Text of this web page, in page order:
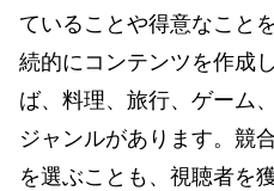
ていることや得意なこと
続的にコンテンツを作成
ば、料理、旅行、ゲーム
ジャンルがあります。競
を選ぶことも、視聴者を